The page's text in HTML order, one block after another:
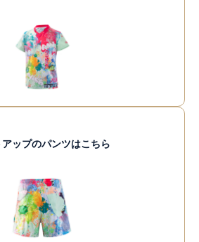
ップのパンツはこちら